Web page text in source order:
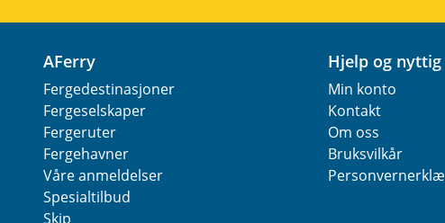
AFerry
Fergedestinasjoner
Fergeselskaper
Fergeruter
Fergehavner
Våre anmeldelser
Spesialtilbud
Skip
Hjelp og
Min konto
Kontakt
Om oss
Bruksvilkår